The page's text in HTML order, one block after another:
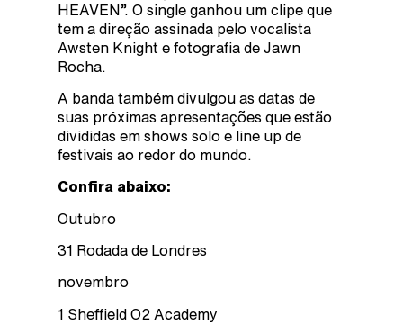
HEAVEN”. O single ganhou um clipe que
tem a direção assinada pelo vocalista
Awsten Knight e fotografia de Jawn
Rocha.
A banda também divulgou as datas de
suas próximas apresentações que estão
divididas em shows solo e line up de
festivais ao redor do mundo.
Confira abaixo:
Outubro
31 Rodada de Londres
novembro
1 Sheffield O2 Academy